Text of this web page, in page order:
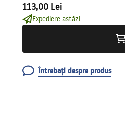
113,00 Lei
Expediere astăzi.
Întrebați despre produs